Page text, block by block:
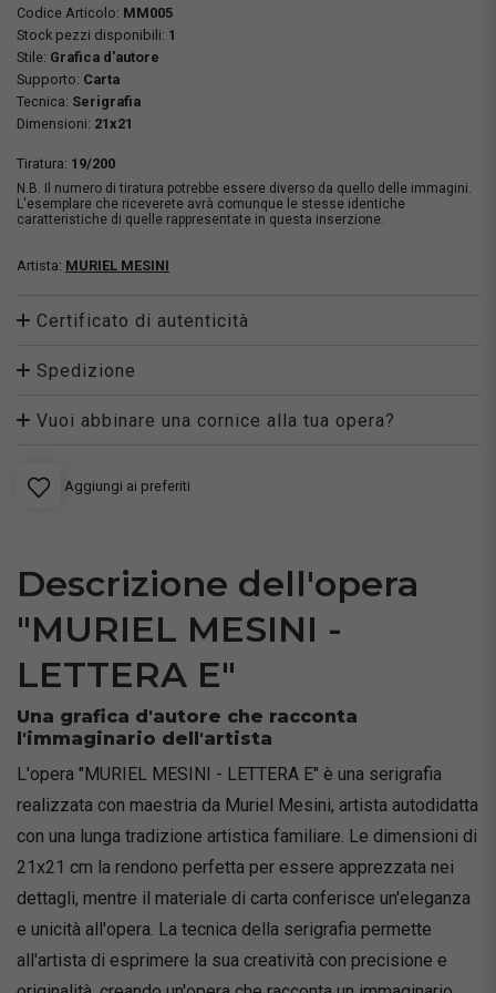
Codice Articolo: MM005
Stock pezzi disponibili: 1
Stile: Grafica d'autore
Supporto: Carta
Tecnica: Serigrafia
Dimensioni: 21x21
Tiratura: 19/200
N.B. Il numero di tiratura potrebbe essere diverso da quello delle immagini.
L'esemplare che riceverete avrà comunque le stesse identiche
caratteristiche di quelle rappresentate in questa inserzione.
Artista: MURIEL MESINI
Certificato di autenticità
Spedizione
Vuoi abbinare una cornice alla tua opera?
Aggiungi ai preferiti
Descrizione dell'opera
"MURIEL MESINI -
LETTERA E"
Una grafica d'autore che racconta
l'immaginario dell'artista
L'opera "MURIEL MESINI - LETTERA E" è una serigrafia
realizzata con maestria da Muriel Mesini, artista autodidatta
con una lunga tradizione artistica familiare. Le dimensioni di
21x21 cm la rendono perfetta per essere apprezzata nei
dettagli, mentre il materiale di carta conferisce un'eleganza
e unicità all'opera. La tecnica della serigrafia permette
all'artista di esprimere la sua creatività con precisione e